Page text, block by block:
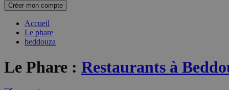
Créer mon compte
Accueil
Le phare
beddouza
Le Phare : Restaurants à